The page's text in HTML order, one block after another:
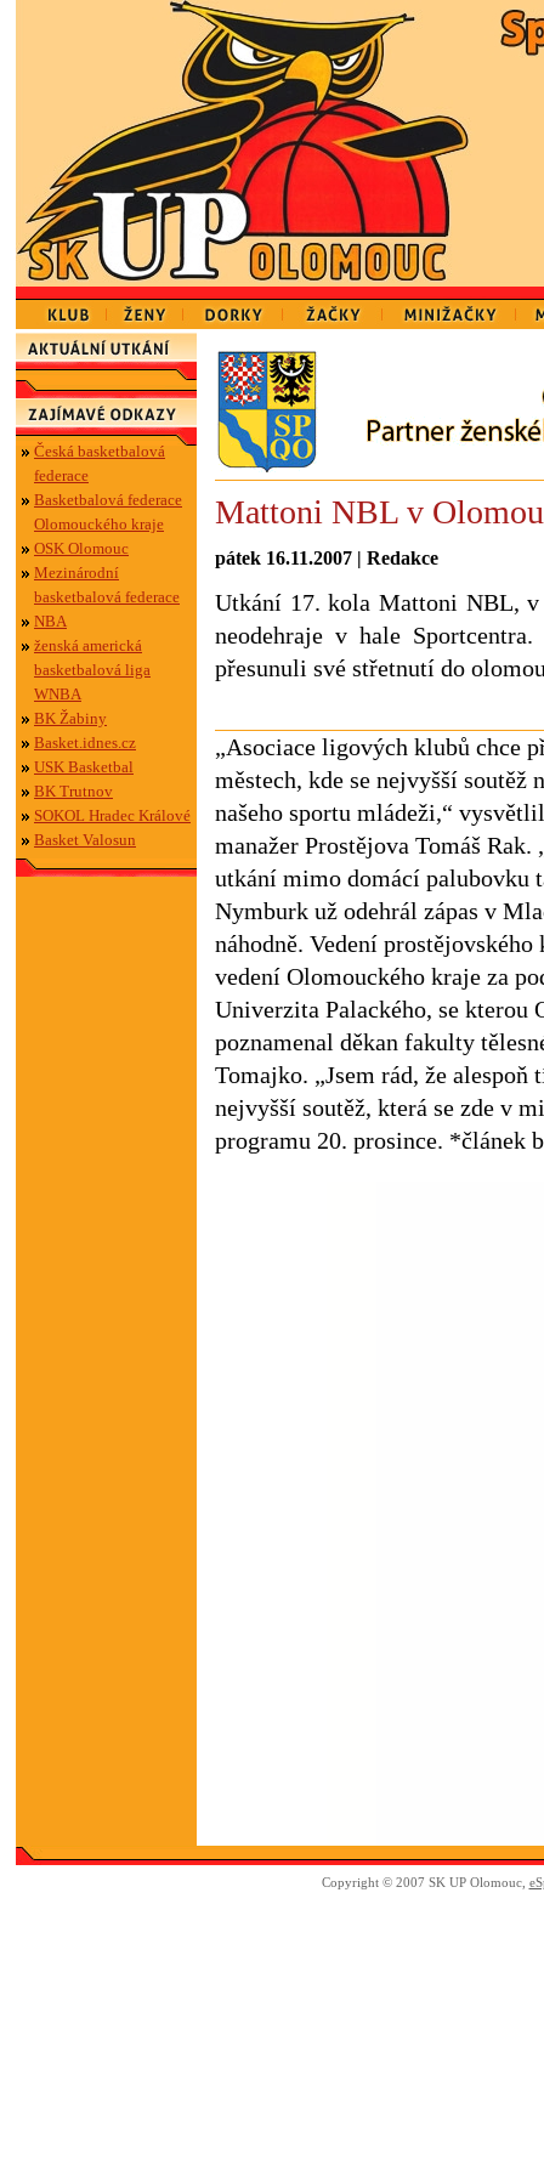
Česká basketbalová
federace
Basketbalová federace
Olomouckého kraje
OSK Olomouc
Mezinárodní
basketbalová federace
NBA
ženská americká
basketbalová liga
WNBA
BK Žabiny
Basket.idnes.cz
USK Basketbal
BK Trutnov
SOKOL Hradec Králové
Basket Valosun
Mattoni NBL v
pátek 16.11.2007 | Redakce
Utkání 17. kola Mattoni NBL, v
neodehraje v hale
přesunuli své střetnutí do
„Asociace ligových klubů chce
městech, kde se nejvyšší soutěž
našeho sportu mládeži,“
manažer Prostějova Tomáš
utkání mimo domácí palubovku
Nymburk už odehrál zápas v
náhodně. Vedení
vedení Olomouckého kraje za
Univerzita Palackého, se kterou
poznamenal děkan fakulty
Tomajko. „Jsem rád, že
nejvyšší soutěž, která se zde v
programu 20. prosince. *článek
Copyright © 2007 SK UP Olomouc,